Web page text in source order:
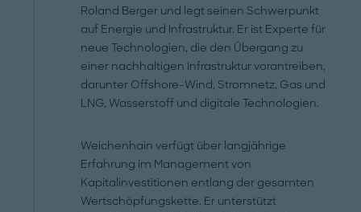
Roland Berger und legt seinen Schwerpunkt
auf Energie und Infrastruktur. Er ist Experte für
neue Technologien, die den Übergang zu
einer nachhaltigen Infrastruktur vorantreiben,
darunter Offshore-Wind, Stromnetz, Gas und
LNG, Wasserstoff und digitale Technologien.
Weichenhain verfügt über langjährige
Erfahrung im Management von
Kapitalinvestitionen entlang der gesamten
Wertschöpfungskette. Er unterstützt